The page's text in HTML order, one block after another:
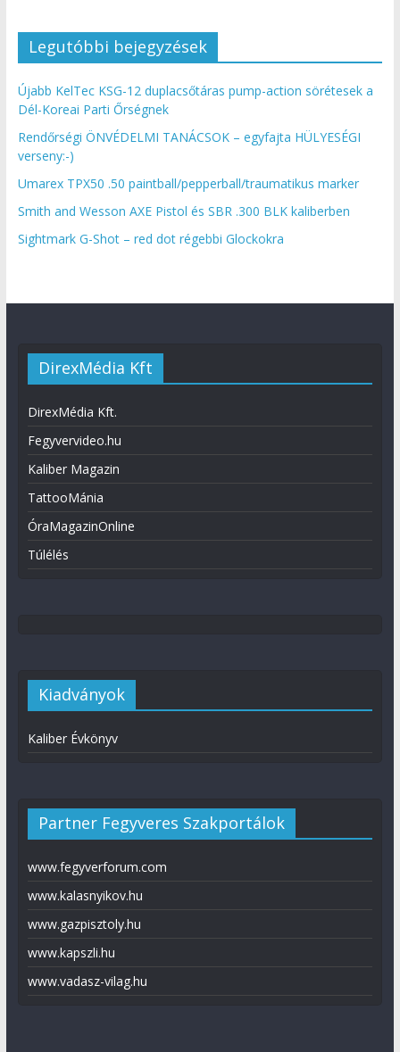
Legutóbbi bejegyzések
Újabb KelTec KSG-12 duplacsőtáras pump-action sörétesek a
Dél-Koreai Parti Őrségnek
Rendőrségi ÖNVÉDELMI TANÁCSOK – egyfajta HÜLYESÉGI
verseny:-)
Umarex TPX50 .50 paintball/pepperball/traumatikus marker
Smith and Wesson AXE Pistol és SBR .300 BLK kaliberben
Sightmark G-Shot – red dot régebbi Glockokra
DirexMédia Kft
DirexMédia Kft.
Fegyvervideo.hu
Kaliber Magazin
TattooMánia
ÓraMagazinOnline
Túlélés
Kiadványok
Kaliber Évkönyv
Partner Fegyveres Szakportálok
www.fegyverforum.com
www.kalasnyikov.hu
www.gazpisztoly.hu
www.kapszli.hu
www.vadasz-vilag.hu